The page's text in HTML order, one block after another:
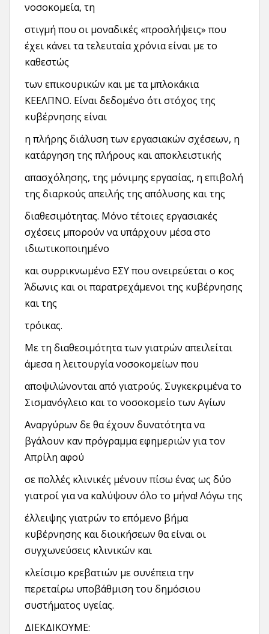
νοσοκομεία, τη
στιγμή που οι μοναδικές «προσλήψεις» που
έχει κάνει τα τελευταία χρόνια είναι με το
καθεστώς
των επικουρικών και με τα μπλοκάκια
ΚΕΕΛΠΝΟ. Είναι δεδομένο ότι στόχος της
κυβέρνησης είναι
η πλήρης διάλυση των εργασιακών σχέσεων, η
κατάργηση της πλήρους και αποκλειστικής
απασχόλησης, της μόνιμης εργασίας, η επιβολή
της διαρκούς απειλής της απόλυσης και της
διαθεσιμότητας. Μόνο τέτοιες εργασιακές
σχέσεις μπορούν να υπάρχουν μέσα στο
ιδιωτικοποιημένο
και συρρικνωμένο ΕΣΥ που ονειρεύεται ο κος
Άδωνις και οι παρατρεχάμενοι της κυβέρνησης
και της
τρόικας.
Με τη διαθεσιμότητα των γιατρών απειλείται
άμεσα η λειτουργία νοσοκομείων που
αποψιλώνονται από γιατρούς. Συγκεκριμένα το
Σισμανόγλειο και το νοσοκομείο των Αγίων
Αναργύρων δε θα έχουν δυνατότητα να
βγάλουν καν πρόγραμμα εφημεριών για τον
Απρίλη αφού
σε πολλές κλινικές μένουν πίσω ένας ως δύο
γιατροί για να καλύψουν όλο το μήνα! Λόγω της
έλλειψης γιατρών το επόμενο βήμα
κυβέρνησης και διοικήσεων θα είναι οι
συγχωνεύσεις κλινικών και
κλείσιμο κρεβατιών με συνέπεια την
περεταίρω υποβάθμιση του δημόσιου
συστήματος υγείας.
ΔΙΕΚΔΙΚΟΥΜΕ: